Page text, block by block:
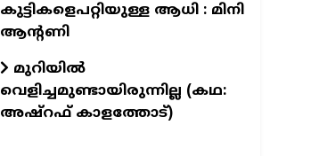
കുട്ടികളെപറ്റിയുള്ള ആധി : മിനി
ആന്റണി
മുറിയിൽ
വെളിച്ചമുണ്ടായിരുന്നില്ല (കഥ:
അഷ്റഫ് കാളത്തോട്)